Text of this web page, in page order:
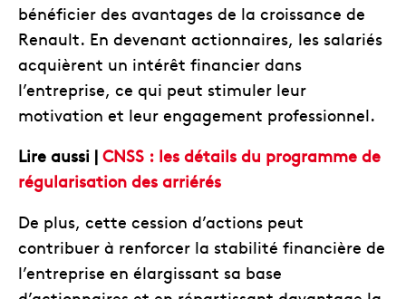
bénéficier des avantages de la croissance de
Renault. En devenant actionnaires, les salariés
acquièrent un intérêt financier dans
l’entreprise, ce qui peut stimuler leur
motivation et leur engagement professionnel.
Lire aussi | CNSS : les détails du programme de
régularisation des arriérés
De plus, cette cession d’actions peut
contribuer à renforcer la stabilité financière de
l’entreprise en élargissant sa base